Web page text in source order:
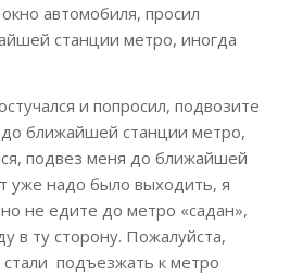
автомобиля, просил
станции метро, иногда
и попросил, подвозите
ближайшей станции метро,
подвез меня до ближайшей
уже надо было выходить, я
не едите до метро «садан»,
в ту сторону. Пожалуйста,
подъезжать к метро